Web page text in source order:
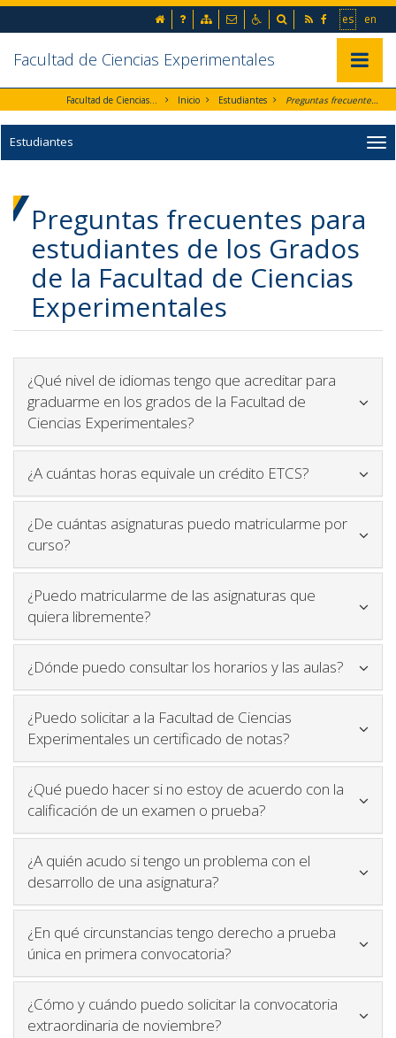
Ir al contenido principal de la página (alt + s)
Ir a la cabecera de la página (alt + c)
Ir al pie de la página (alt + p)
Ir al menú principal (alt + u)
esIr a la
en
RSS Facebook
inicio Preguntas frecuentes
Mapa webContactoAccesibilidad
Buscador
Facultad de Ciencias Experimentales
Facultad de Ciencias Experimentales Inicio Estudiantes Preguntas frecuentes para estudiantes de los Grados de la Facultad de Ciencias Experimentales
Estudiantes
Preguntas frecuentes para
estudiantes de los Grados
de la Facultad de Ciencias
Experimentales
¿Qué nivel de idiomas tengo que acreditar para
graduarme en los grados de la Facultad de
Ciencias Experimentales?
¿A cuántas horas equivale un crédito ETCS? Icono para
¿De cuántas asignaturas puedo matricularme por
curso?
¿Puedo matricularme de las asignaturas que
quiera libremente? Icono para plegar y desplegar
¿Dónde puedo consultar los horarios y las aulas? Icono
¿Puedo solicitar a la Facultad de Ciencias
Experimentales un certificado de notas? Icono para
¿Qué puedo hacer si no estoy de acuerdo con la
calificación de un examen o prueba? Icono para plegar
¿A quién acudo si tengo un problema con el
desarrollo de una asignatura? Icono para plegar y
¿En qué circunstancias tengo derecho a prueba
única en primera convocatoria? Icono para plegar y
¿Cómo y cuándo puedo solicitar la convocatoria
extraordinaria de noviembre? Icono para plegar y